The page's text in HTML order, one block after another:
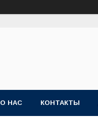
О НАС КОНТАКТЫ